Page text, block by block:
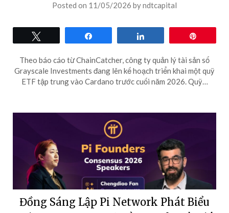
Posted on 11/05/2026 byndtcapital
Theo báo cáo từ ChainCatcher, công ty quản lý tài sản số
Grayscale Investments đang lên kế hoạch triển khai một quỹ
ETF tập trung vào Cardano trước cuối năm 2026. Quỹ…
Đồng Sáng Lập Pi Network Phát Biểu